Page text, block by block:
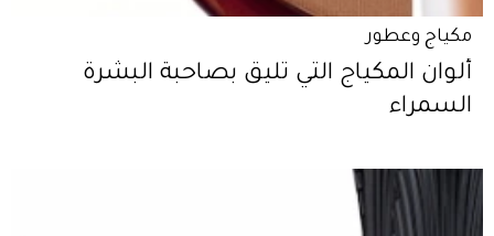
مكياج وعطور
ألوان المكياج التي تليق بصاحبة البشرة
السمراء